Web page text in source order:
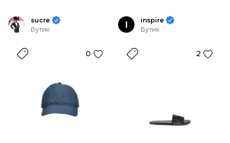
sucre
Бутик
0
I
inspire
Бутик
2